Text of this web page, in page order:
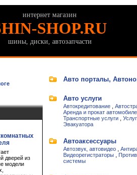
интернет магазин
SHOP.RU
шины, диски, автозапчасти
дверей из
модели
Авто порталы,
Авто услуги
Автокредитование
Аренда и прокат
Транспортные услуги
Эвакуатора
Автоаксессуары
Автозвук, автовидео
Видеорегистраторы
системы